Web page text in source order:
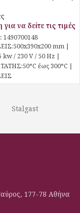
να δείτε τις τιμές
1490700148
mm |
kw / 230 V / 50 Hz |
έως 300°C |
mm |
Stalgast
177-78 Αθήνα